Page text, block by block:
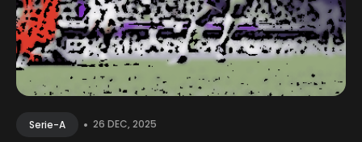
Serie-A • 26 DEC, 2025